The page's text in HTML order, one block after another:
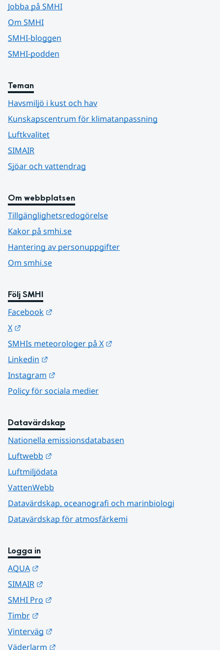
Jobba på SMHI
Om SMHI
SMHI-bloggen
SMHI-podden
Teman
Havsmiljö i kust och hav
Kunskapscentrum för klimatanpassning
Luftkvalitet
SIMAIR
Sjöar och vattendrag
Om webbplatsen
Tillgänglighetsredogörelse
Kakor på smhi.se
Hantering av personuppgifter
Om smhi.se
Följ SMHI
Facebook
X
SMHIs meteorologer på X
Linkedin
Instagram
Policy för sociala medier
Datavärdskap
Nationella emissionsdatabasen
Luftwebb
Luftmiljödata
VattenWebb
Datavärdskap, oceanografi och marinbiologi
Datavärdskap för atmosfärkemi
Logga in
AQUA
SIMAIR
SMHI Pro
Timbr
Vinterväg
Väderlarm